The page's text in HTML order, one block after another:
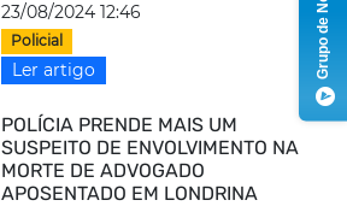
23/08/2024 12:46
Policial
Ler artigo
POLÍCIA PRENDE MAIS UM
SUSPEITO DE ENVOLVIMENTO NA
MORTE DE ADVOGADO
APOSENTADO EM LONDRINA